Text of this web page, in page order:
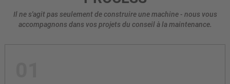
Il ne s'agit pas seulement de construire une machine - nous vous
accompagnons dans vos projets du conseil à la maintenance.